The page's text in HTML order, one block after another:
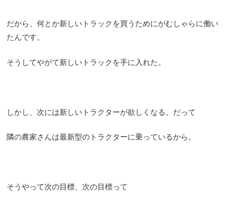
だから、何とか新しいトラックを買うためにがむしゃらに働い
たんです。
そうしてやがて新しいトラックを手に入れた。
しかし、次には新しいトラクターが欲しくなる。だって
隣の農家さんは最新型のトラクターに乗っているから。
そうやって次の目標、次の目標って